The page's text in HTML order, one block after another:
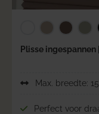
Plisse ingespannen
Max. breedte:
Perfect voor